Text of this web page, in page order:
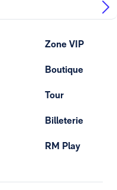
Zone VIP
Boutique
Tour
Billeterie
RM Play